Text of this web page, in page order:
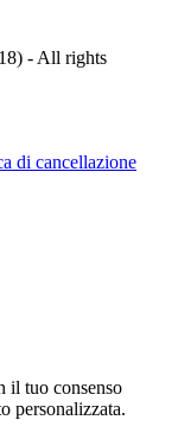
- All rights
di cancellazione
il tuo consenso
personalizzata.